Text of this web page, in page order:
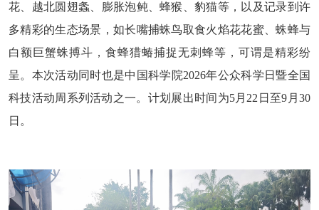
花、越北圆翅螽、膨胀泡鲀、蜂猴、豹猫等，以及记录到许
多精彩的生态场景，如长嘴捕蛛鸟取食火焰花花蜜、蛛蜂与
白额巨蟹蛛搏斗，食蜂猎蝽捕捉无刺蜂等，可谓是精彩纷
呈。本次活动同时也是中国科学院2026年公众科学日暨全国
科技活动周系列活动之一。计划展出时间为5月22日至9月30
日。